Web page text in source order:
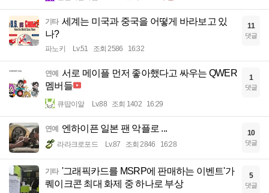
기타 세계는 미국과 중국을 어떻게 바라보고 있
나?
파노키 Lv.51 조회 2586 16:32
11
댓글
연예 서로 메이플 먼저 좋아했다고 싸우는 QWER
멤버들
큐땁이알 Lv.88 조회 1402 16:29
1
댓글
연예 엔하이픈 일본 팬 악플로 ...
라라크로포드 Lv.87 조회 2846 16:28
10
댓글
기타 '그래픽카드를 MSRP에 판매하는 이벤트'가
퀘이크콘 최대 화제 중 하나로 부상
5
댓글